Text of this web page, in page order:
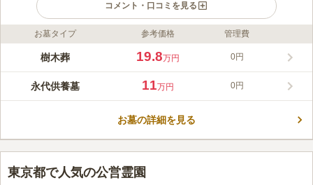
コメント・口コミを見る
ライフドット編集部のコメント
多摩川を望む豊かな木々に囲まれた明るい霊園になっています。
問わずに利用でき、年間管理費や護持会費等が一切いらないた
め、後継者のいない方や子どもに負担をかけたくない方も安心し
内、JR中央線「立川駅」からバスもあるアクセス良好です。
みんなの評価
3.0 口コミ3件
50代男性
霊園周辺には花屋、レストランなどが多くなく、予め駅周辺で準
備をしておく必要があります。法事の時は立川駅で食事をとることが殆ど
です。
お墓タイプ 参考価格 管理費
樹木葬 19.8万円 0円
永代供養墓 11万円 0円
お墓の詳細を見る
東京都で人気の公営霊園